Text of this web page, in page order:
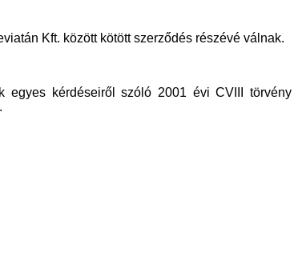
Kft. között kötött szerződés részévé válnak.
egyes kérdéseiről szóló 2001 évi CVIII törvény